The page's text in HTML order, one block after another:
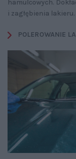
hamulcowych.
i zagłębienia lakieru.
POLEROWANIE